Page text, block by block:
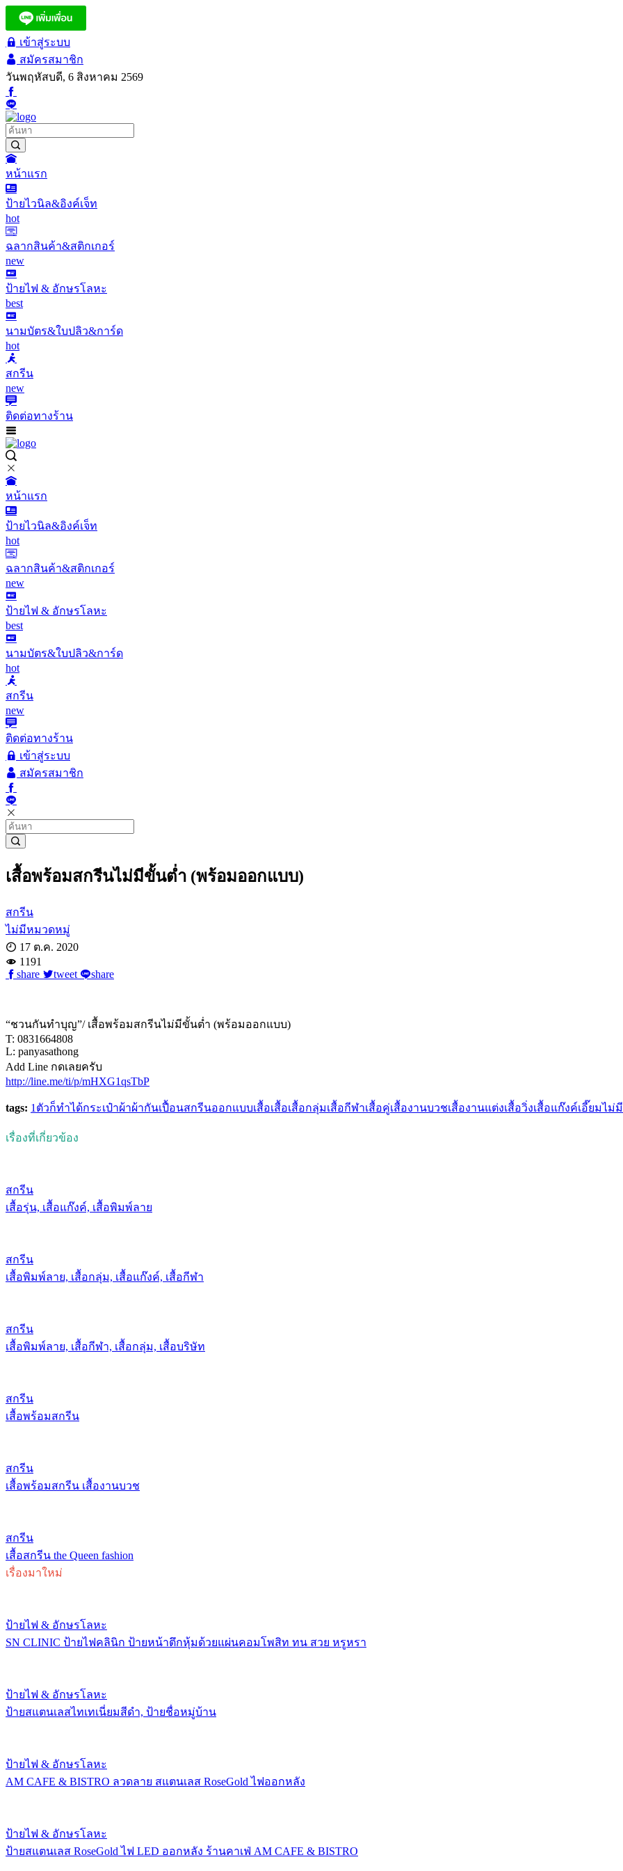
เข้าสู่ระบบ
สมัครสมาชิก
วันพฤหัสบดี, 6 สิงหาคม 2569
หน้าแรก
ป้ายไวนิล&อิงค์เจ็ท
hot
ฉลากสินค้า&สติกเกอร์
new
ป้ายไฟ & อักษรโลหะ
best
นามบัตร&ใบปลิว&การ์ด
hot
สกรีน
new
ติดต่อทางร้าน
หน้าแรก
ป้ายไวนิล&อิงค์เจ็ท
hot
ฉลากสินค้า&สติกเกอร์
new
ป้ายไฟ & อักษรโลหะ
best
นามบัตร&ใบปลิว&การ์ด
hot
สกรีน
new
ติดต่อทางร้าน
เข้าสู่ระบบ
สมัครสมาชิก
เสื้อพร้อมสกรีนไม่มีขั้นต่ำ (พร้อมออกแบบ)
สกรีน
ไม่มีหมวดหมู่
17 ต.ค. 2020
1191
share
tweet share
“ชวนกันทำบุญ”/ เสื้อพร้อมสกรีนไม่มีขั้นต่ำ (พร้อมออกแบบ)
T: 0831664808
L: panyasathong
Add Line กดเลยครับ
http://line.me/ti/p/mHXG1qsTbP
tags: 1ตัวก็ทำได้กระเป๋าผ้าผ้ากันเปื้อนสกรีนออกแบบเสื้อเสื้อเสื้อกลุ่มเสื้อกีฬาเสื้อคู่เสื้องานบวชเสื้องานแต่งเสื้อวิ่งเสื้อแก๊งค์เอี๊ยมไม่
เรื่องที่เกี่ยวข้อง
สกรีน
เสื้อรุ่น, เสื้อแก๊งค์, เสื้อพิมพ์ลาย
สกรีน
เสื้อพิมพ์ลาย, เสื้อกลุ่ม, เสื้อแก๊งค์, เสื้อกีฬา
สกรีน
เสื้อพิมพ์ลาย, เสื้อกีฬา, เสื้อกลุ่ม, เสื้อบริษัท
สกรีน
เสื้อพร้อมสกรีน
สกรีน
เสื้อพร้อมสกรีน เสื้องานบวช
สกรีน
เสื้อสกรีน the Queen fashion
เรื่องมาใหม่
ป้ายไฟ & อักษรโลหะ
SN CLINIC ป้ายไฟคลินิก ป้ายหน้าตึกหุ้มด้วยแผ่นคอมโพสิท ทน สวย หรูหรา
ป้ายไฟ & อักษรโลหะ
ป้ายสแตนเลสไทเทเนี่ยมสีดำ, ป้ายชื่อหมู่บ้าน
ป้ายไฟ & อักษรโลหะ
AM CAFE & BISTRO ลวดลาย สแตนเลส RoseGold ไฟออกหลัง
ป้ายไฟ & อักษรโลหะ
ป้ายสแตนเลส RoseGold ไฟ LED ออกหลัง ร้านคาเฟ่ AM CAFE & BISTRO